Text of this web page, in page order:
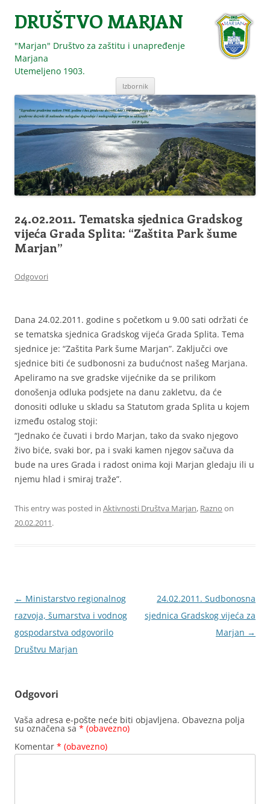
DRUŠTVO MARJAN
"Marjan" Društvo za zaštitu i unapređenje
Marjana
Utemeljeno 1903.
Izbornik Skoči
sadržaja
24.02.2011. Tematska sjednica Gradskog
vijeća Grada Splita: “Zaštita Park šume
Marjan”
Odgovori
Dana 24.02.2011. godine s početkom u 9.00 sati održati će
se tematska sjednica Gradskog vijeća Grada Splita. Tema
sjednice je: “Zaštita Park šume Marjan”. Zaključci ove
sjednice biti će sudbonosni za budućnost našeg Marjana.
Apeliramo na sve gradske vijećnike da se prilikom
donošenja odluka podsjete na danu zakletvu, da će
donositi odluke u skladu sa Statutom grada Splita u kojem
između ostalog stoji:
“Jednako će čuvati i brdo Marjan, tako da svako njegovo
živo biće, svaki bor, pa i svaki kamen njegov sačuva da
bude na ures Grada i radost onima koji Marjan gledaju ili u
njemu hlad i smiraj traže”.
This entry was posted in Aktivnosti Društva Marjan, Razno on
20.02.2011.
Navigacija
objava
← Ministarstvo regionalnog
razvoja, šumarstva i vodnog
gospodarstva odgovorilo
Društvu Marjan
24.02.2011. Sudbonosna
sjednica Gradskog vijeća za
Marjan →
Odgovori
Vaša adresa e-pošte neće biti objavljena. Obavezna polja
su označena sa * (obavezno)
Komentar * (obavezno)